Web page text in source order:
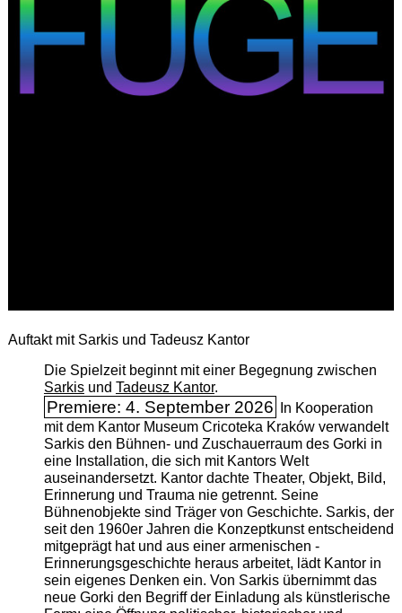
Auftakt mit Sarkis und Tadeusz Kantor
Die Spielzeit beginnt mit einer Begegnung zwischen
Sarkisund Tadeusz Kantor.
Premiere: 4. September 2026
In Kooperation
mit dem Kantor Museum Cricoteka Kraków verwandelt
Sarkis den Bühnen- und Zuschauerraum des Gorki in
eine Installation, die sich mit Kantors Welt
auseinandersetzt. Kantor dachte Theater, Objekt, Bild,
Erinnerung und Trauma nie getrennt. Seine
Bühnenobjekte sind Träger von Geschichte. Sarkis, der
seit den 1960er Jahren die Konzeptkunst entscheidend
mitgeprägt hat und aus einer armenischen ­
Erinnerungsgeschichte heraus arbeitet, lädt Kantor in
sein eigenes Denken ein. Von Sarkis übernimmt das
neue Gorki den Begriff der Einladung als künstlerische